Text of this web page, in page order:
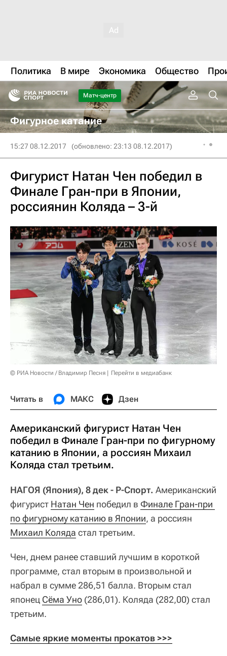
Политика В мире Экономика Общество
Матч-центр
Фигурное катание
15:27 08.12.2017 (обновлено: 23:13 08.12.2017)
Фигурист Натан Чен победил в
Финале Гран-при в Японии,
россиянин Коляда – 3-й
© РИА Новости / Владимир Песня Перейти в медиабанк
Читать в МАКС Дзен
Американский фигурист Натан Чен
победил в Финале Гран-при по фигурному
катанию в Японии, а россиян Михаил
Коляда стал третьим.
НАГОЯ (Япония), 8 дек - Р-Спорт. Американский
фигурист Натан Чен победил в Финале Гран-при
по фигурному катанию в Японии, а россиян
Михаил Коляда стал третьим.
Чен, днем ранее ставший лучшим в короткой
программе, стал вторым в произвольной и
набрал в сумме 286,51 балла. Вторым стал
японец Сёма Уно (286,01). Коляда (282,00) стал
третьим.
Самые яркие моменты прокатов >>>